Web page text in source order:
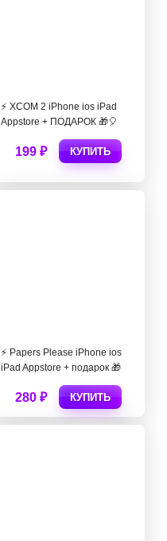
⚡️ XCOM 2 iPhone ios iPad
Appstore + ПОДАРОК 🎁🎈
199 ₽ КУПИТЬ
⚡️ Papers Please iPhone ios
iPad Appstore + подарок 🎁
280 ₽ КУПИТЬ